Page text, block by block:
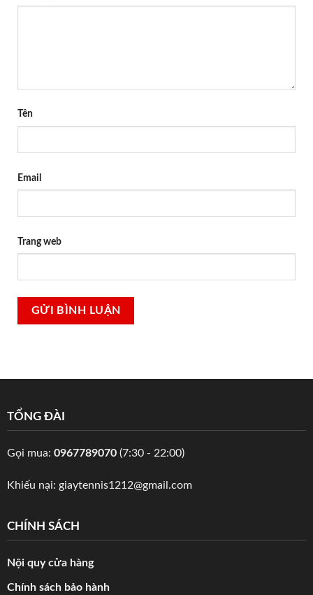
Tên
Email
Trang web
TỔNG ĐÀI
Gọi mua: 0967789070(7:30 - 22:00)
Khiếu nại: giaytennis1212@gmail.com
CHÍNH SÁCH
Nội quy cửa hàng
Chính sách bảo hành